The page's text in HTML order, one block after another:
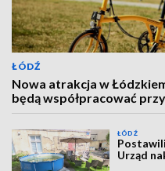
ŁÓDŹ
Nowa atrakcja w
będą współpracować
ŁÓDŹ
Urząd